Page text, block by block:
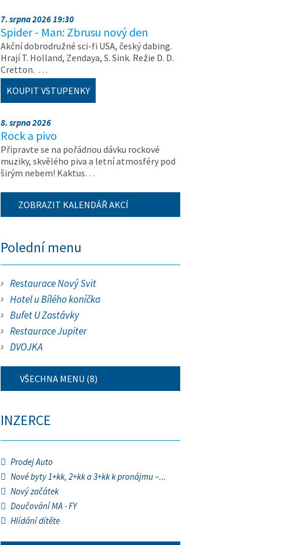
7. srpna 2026 19:30
Spider - Man: Zbrusu nový den
Akční dobrodružné sci-fi USA, český dabing.
Hrají T. Holland, Zendaya, S. Sink. Režie D. D.
Cretton. …
KOUPIT VSTUPENKY
8. srpna 2026
Rock a pivo
Připravte se na pořádnou dávku rockové
muziky, skvělého piva a letní atmosféry pod
širým nebem! Kaktus…
ZOBRAZIT KALENDÁŘ AKCÍ
Polední menu
Restaurace Nový Svit
Hotel u Bílého koníčka
Bufet U Zastávky
Restaurace Jupiter
DVOJKA
VŠECHNA MENU (8)
INZERCE
Prodej Auto
Nové byty 1+kk, 2+kk a 3+kk k pronájmu –...
Nový začátek
Doučování MA - FY
Hlídání dítěte